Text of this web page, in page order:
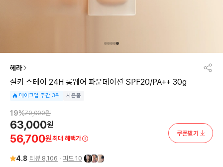
헤라
실키 스테이 24H 롱웨어 파운데이션 SPF20/PA++ 30g
메이크업 주간 3위 사은품
19%70,000원
63,000원
56,700원최대 혜택가
쿠폰받기
4.8 리뷰 8,106 피드 10